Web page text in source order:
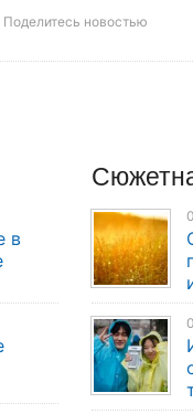
Поделитесь новостью
в